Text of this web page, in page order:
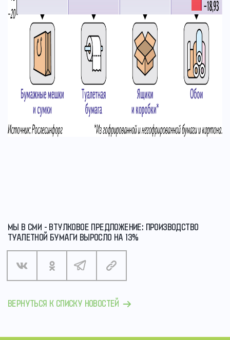
МЫ В СМИ - ВТУЛКОВОЕ ПРЕДЛОЖЕНИЕ: ПРОИЗВОДСТВО
ТУАЛЕТНОЙ БУМАГИ ВЫРОСЛО НА 13%
ВЕРНУТЬСЯ К СПИСКУ НОВОСТЕЙ